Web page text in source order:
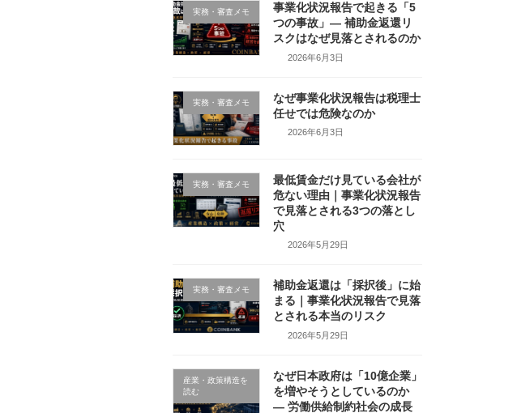
実務・審査メモ
事業化状況報告で起きる「5
つの事故」― 補助金返還リ
スクはなぜ見落とされるのか
2026年6月3日
実務・審査メモ
なぜ事業化状況報告は税理士
任せでは危険なのか
2026年6月3日
実務・審査メモ
最低賃金だけ見ている会社が
危ない理由｜事業化状況報告
で見落とされる3つの落とし
穴
2026年5月29日
実務・審査メモ
補助金返還は「採択後」に始
まる｜事業化状況報告で見落
とされる本当のリスク
2026年5月29日
産業・政策構造を
読む
なぜ日本政府は「10億企業」
を増やそうとしているのか
― 労働供給制約社会の成長